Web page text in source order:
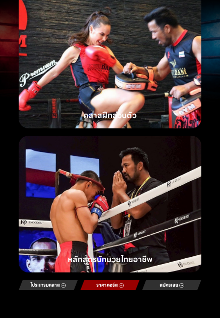
คลาสฝึกส่วนตัว
หลักสูตรนักมวยไทยอาชีพ
โปรแกรมคลาส ราคาคอร์ส สมัครเลย